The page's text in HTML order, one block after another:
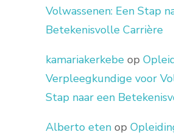
Volwassenen: Een Stap
Betekenisvolle Carrière
kamariakerkebe op
Verpleegkundige voor
Stap naar een
Alberto eten op